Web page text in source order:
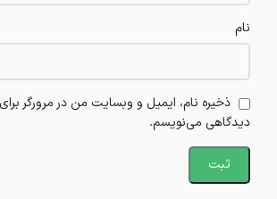
نام
ذخیره نام، ایمیل و وبسایت من در مرورگر برای
دیدگاهی می‌نویسم.